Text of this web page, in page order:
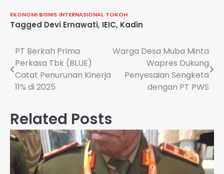
EKONOMI BISNIS INTERNASIONAL TOKOH
Tagged Devi Ernawati, IEIC, Kadin
Navigasi
pos
PT Berkah Prima
Perkasa Tbk (BLUE)
Catat Penurunan Kinerja
11% di 2025
Warga Desa Muba Minta
Wapres Dukung
Penyesaian Sengketa
dengan PT PWS
Related Posts